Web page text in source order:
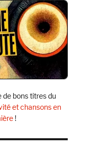
de bons titres du
et chansons en
!